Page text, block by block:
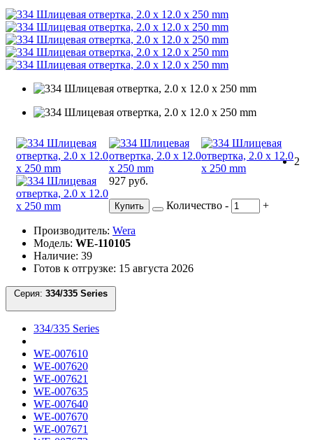
2
927 руб.
Купить Количество - +
Производитель: Wera
Модель: WE-110105
Наличие: 39
Готов к отгрузке: 15 августа 2026
Серия:
334/335 Series
WE-007610
WE-007620
WE-007621
WE-007635
WE-007640
WE-007670
WE-007671